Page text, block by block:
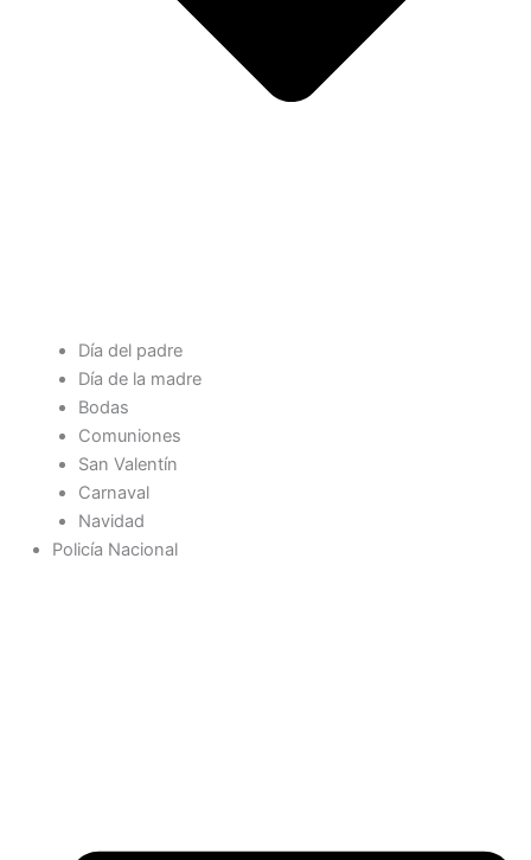
Día del padre
Día de la madre
Bodas
Comuniones
San Valentín
Carnaval
Navidad
Policía Nacional